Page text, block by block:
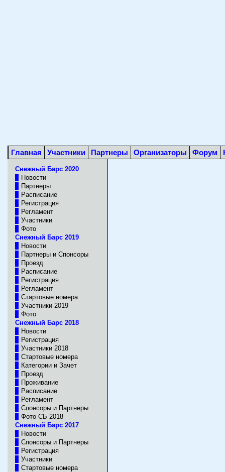
Главная Участники Партнеры Организаторы Форум
Снежный Барс 2020
Новости
Партнеры
Расписание
Регистрация
Регламент
Участники
Фото
Снежный Барс 2019
Новости
Партнеры и Спонсоры
Проезд
Расписание
Регистрация
Регламент
Стартовые номера
Участники 2019
Фото
Снежный Барс 2018
Новости
Регистрация
Участники 2018
Стартовые номера
Категории и Зачет
Проезд
Проживание
Расписание
Регламент
Спонсоры и Партнеры
Фото CБ 2018
Снежный Барс 2017
Новости
Спонсоры и Партнеры
Регистрация
Участники
Стартовые номера